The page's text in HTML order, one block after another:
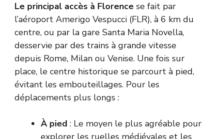
Le principal accès à Florence se fait par
l’aéroport Amerigo Vespucci (FLR), à 6 km du
centre, ou par la gare Santa Maria Novella,
desservie par des trains à grande vitesse
depuis Rome, Milan ou Venise. Une fois sur
place, le centre historique se parcourt à pied,
évitant les embouteillages. Pour les
déplacements plus longs :
À pied : Le moyen le plus agréable pour
explorer les ruelles médiévales et les